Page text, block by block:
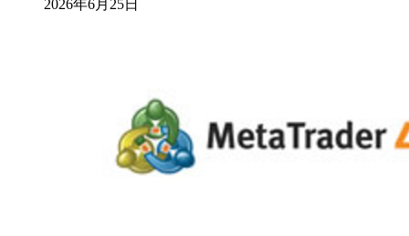
2026年6月25日